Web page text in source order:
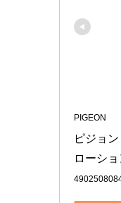
PIGEON
ピジョ
ローシ